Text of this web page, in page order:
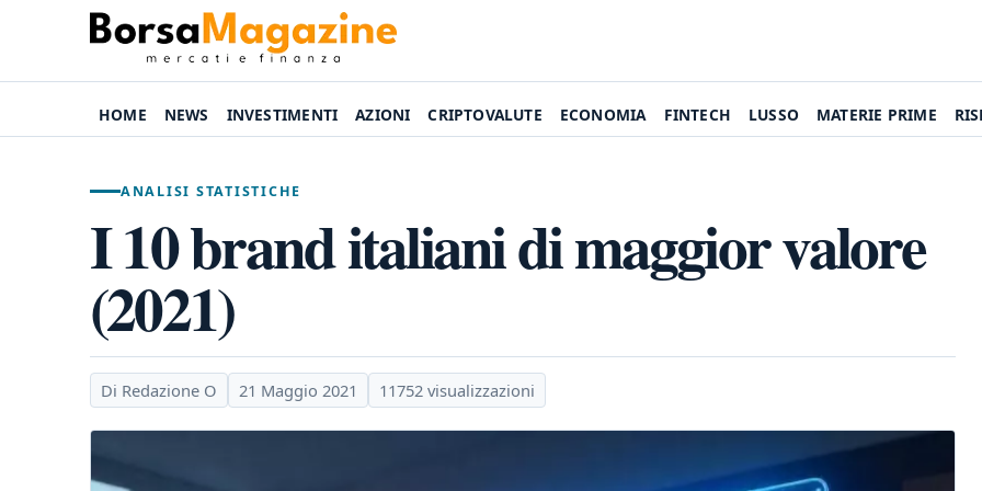
HOME NEWS INVESTIMENTI AZIONI CRIPTOVALUTE ECONOMIA FINTECH LUSSO MATERIE PRIME
ANALISI STATISTICHE
I 10 brand italiani di maggior valore
(2021)
Di Redazione O 21 Maggio 2021 11752 visualizzazioni